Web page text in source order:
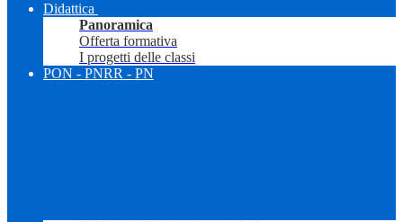
Didattica
Panoramica
Offerta formativa
I progetti delle classi
PON - PNRR - PN